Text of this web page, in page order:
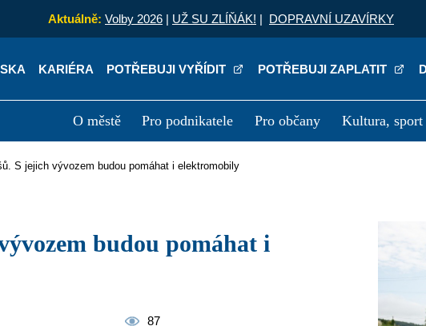
Aktuálně: Volby 2026 | UŽ SU ZLÍŇÁK! | DOPRAVNÍ UZAVÍRKY
KARIÉRA POTŘEBUJI VYŘÍDIT POTŘEBUJI ZAPLATIT
O městě Pro podnikatele Pro občany Kultura, sport
deska Kariéra
S jejich vývozem budou pomáhat i elektromobily
87